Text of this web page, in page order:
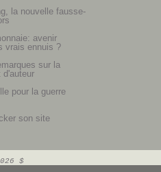
la nouvelle fausse-
avenir
vrais ennuis ?
sur la
d'auteur
pour la guerre
son site
$